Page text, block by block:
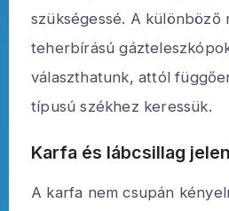
szükségessé. A különböző
teherbírású
választhatunk, attól
típusú székhez keressük.
Karfa és lábcsillag
A karfa nem csupán